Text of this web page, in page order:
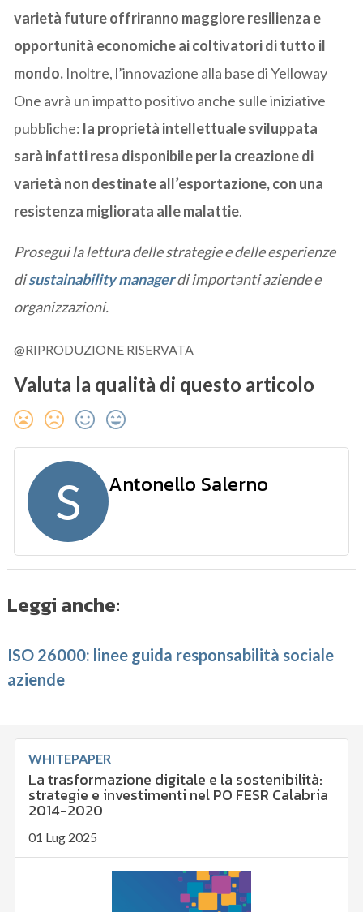
varietà future offriranno maggiore resilienza e
opportunità economiche ai coltivatori di tutto il
mondo. Inoltre, l’innovazione alla base di Yelloway
One avrà un impatto positivo anche sulle iniziative
pubbliche: la proprietà intellettuale sviluppata
sarà infatti resa disponibile per la creazione di
varietà non destinate all’esportazione, con una
resistenza migliorata alle malattie.
Prosegui la lettura delle strategie e delle esperienze
disustainability managerdi importanti aziende e
organizzazioni.
@RIPRODUZIONE RISERVATA
Valuta la qualità di questo articolo
S Antonello Salerno
Leggi anche:
ISO 26000: linee guida responsabilità sociale
aziende
WHITEPAPER
La trasformazione digitale e la sostenibilità:
strategie e investimenti nel PO FESR Calabria
2014-2020
01 Lug 2025